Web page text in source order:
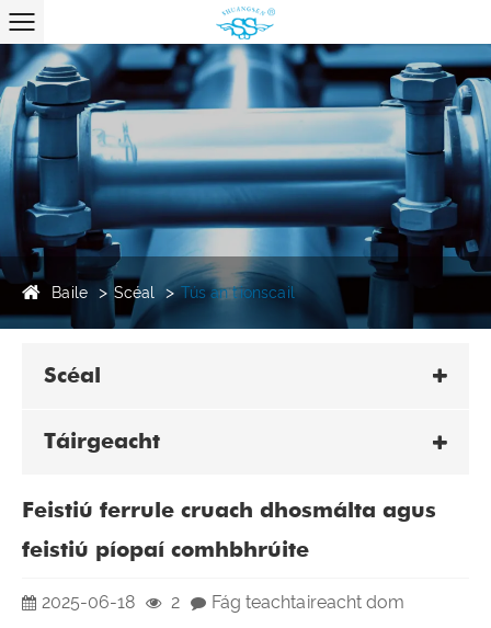
Baile Scéal Tús an tionscail
Scéal
Táirgeacht
Feistiú ferrule cruach dhosmálta agus
feistiú píopaí comhbhrúite
2025-06-18 2
Fág teachtaireacht dom